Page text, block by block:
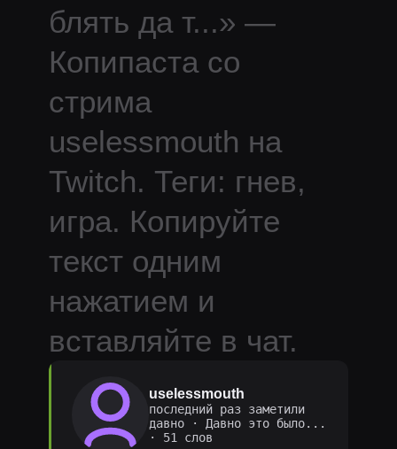
блять да т...» —
Копипаста со
стрима
uselessmouth на
Twitch. Теги: гнев,
игра. Копируйте
текст одним
нажатием и
вставляйте в чат.
uselessmouth
последний раз заметили
давно·
Давно это было...
· 51 слов